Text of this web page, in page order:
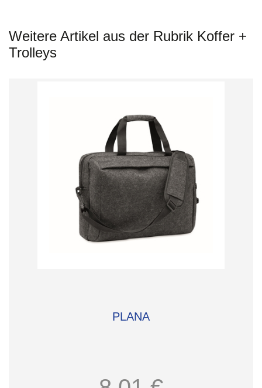
Weitere Artikel aus der Rubrik Koffer +
Trolleys
PLANA